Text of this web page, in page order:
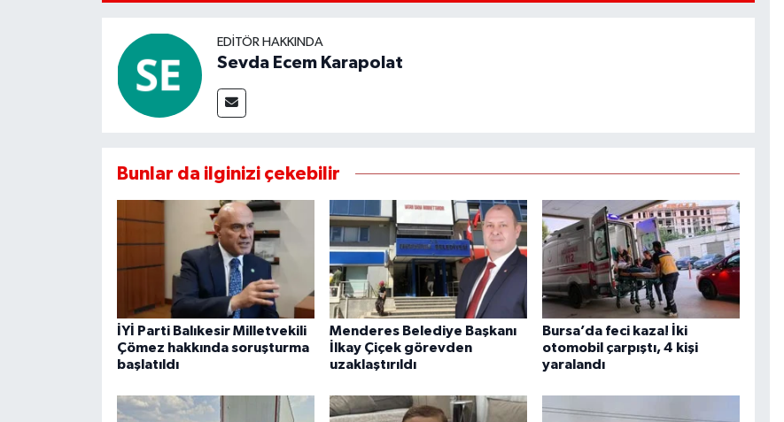
EDITÖR HAKKINDA
Sevda Ecem Karapolat
Bunlar da ilginizi çekebilir
İYİ Parti Balıkesir Milletvekili
Çömez hakkında soruşturma
başlatıldı
Menderes Belediye Başkanı
İlkay Çiçek görevden
uzaklaştırıldı
Bursa’da feci kaza! İki
otomobil çarpıştı, 4 kişi
yaralandı